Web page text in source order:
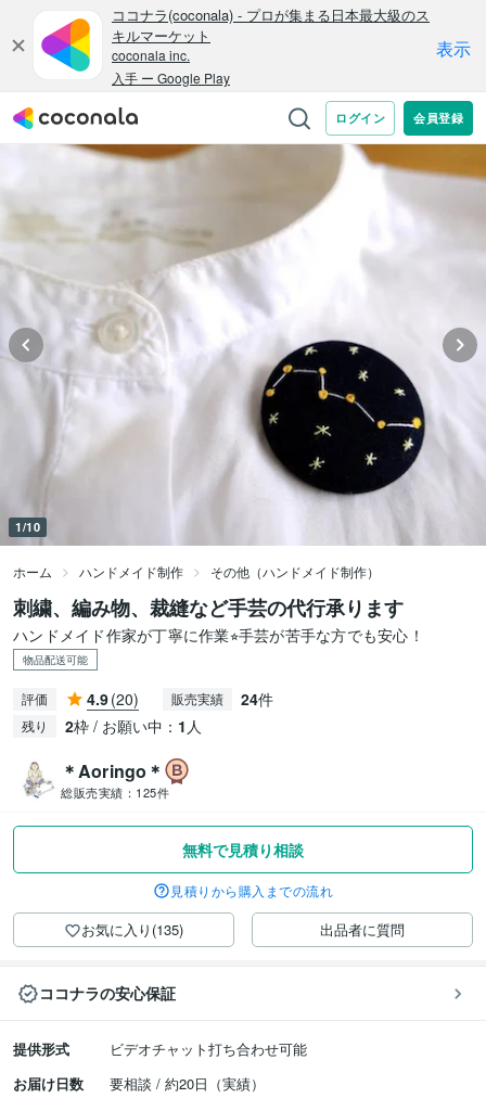
1/10
ホーム ハンドメイド制作 その他（ハンドメイド制作）
刺繍、編み物、裁縫など手芸の代行承ります
ハンドメイド作家が丁寧に作業⭐︎手芸が苦手な方でも安心！
物品配送可能
評価 4.9(20) 販売実績 24件
残り 2枠 / お願い中： 1 人
＊Aoringo＊
総販売実績： 125件
無料で見積り相談
見積りから購入までの流れ
お気に入り(135) 出品者に質問
ココナラの安心保証
提供形式
ビデオチャット打ち合わせ可能
お届け日数
要相談 / 約20日（実績）